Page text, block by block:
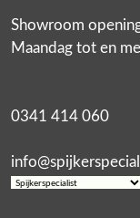
Showroom
Maandag tot en
0341 414 060